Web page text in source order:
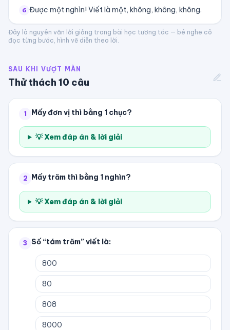
6 Được một nghìn! Viết là một, không, không, không.
Đây là nguyên văn lời giảng trong bài học tương tác — bé nghe cô
đọc từng bước, hình vẽ diễn theo lời.
SAU KHI VƯỢT MÀN
Thử thách 10 câu
1 Mấy đơn vị thì bằng 1 chục?
💡 Xem đáp án & lời giải
2 Mấy trăm thì bằng 1 nghìn?
💡 Xem đáp án & lời giải
3 Số “tám trăm” viết là:
800
80
808
8000